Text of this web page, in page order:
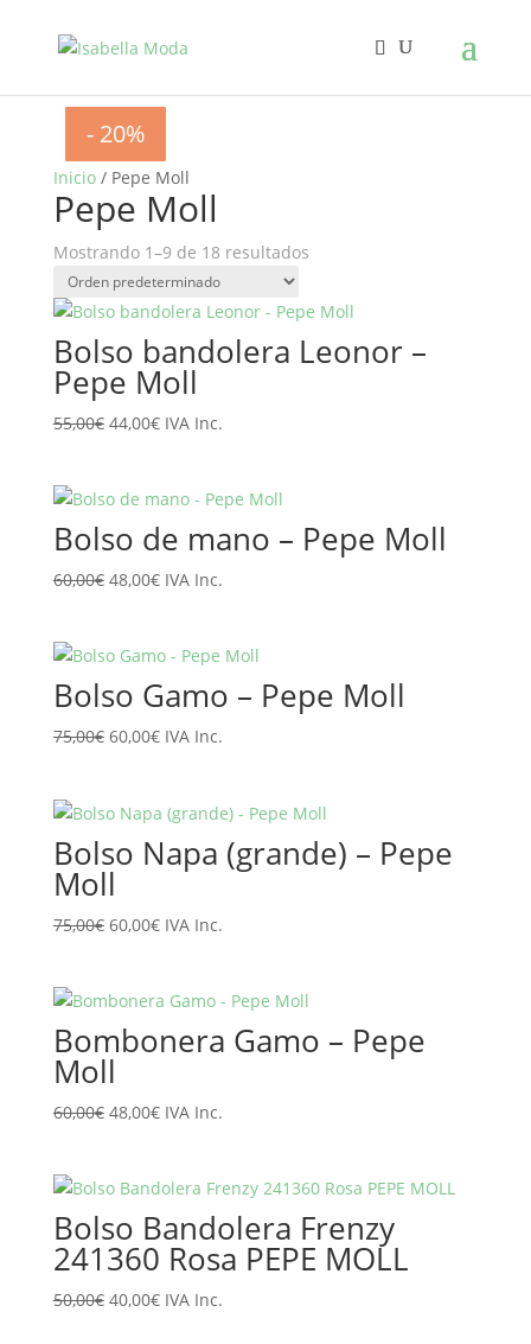
Inicio/ Pepe Moll
Pepe Moll
Mostrando 1–9 de 18 resultados
- 20%
Bolso bandolera Leonor –
Pepe Moll
55,00€ El
era:
55,00€.
44,00€El
es:
44,00€.
IVA Inc.
- 20%
Bolso de mano – Pepe Moll
60,00€ El
era:
60,00€.
48,00€El
es:
48,00€.
IVA Inc.
- 20%
Bolso Gamo – Pepe Moll
75,00€ El
era:
75,00€.
60,00€El
es:
60,00€.
IVA Inc.
- 20%
Bolso Napa (grande) – Pepe
Moll
75,00€ El
era:
75,00€.
60,00€El
es:
60,00€.
IVA Inc.
- 20%
Bombonera Gamo – Pepe
Moll
60,00€ El
era:
60,00€.
48,00€El
es:
48,00€.
IVA Inc.
- 20%
Bolso Bandolera Frenzy
241360 Rosa PEPE MOLL
50,00€ El
40,00€ElIVA Inc.
- 20%
- 20%
- 20%